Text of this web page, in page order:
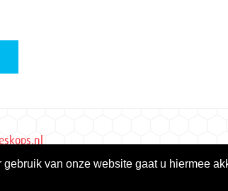
van onze website gaat u hiermee